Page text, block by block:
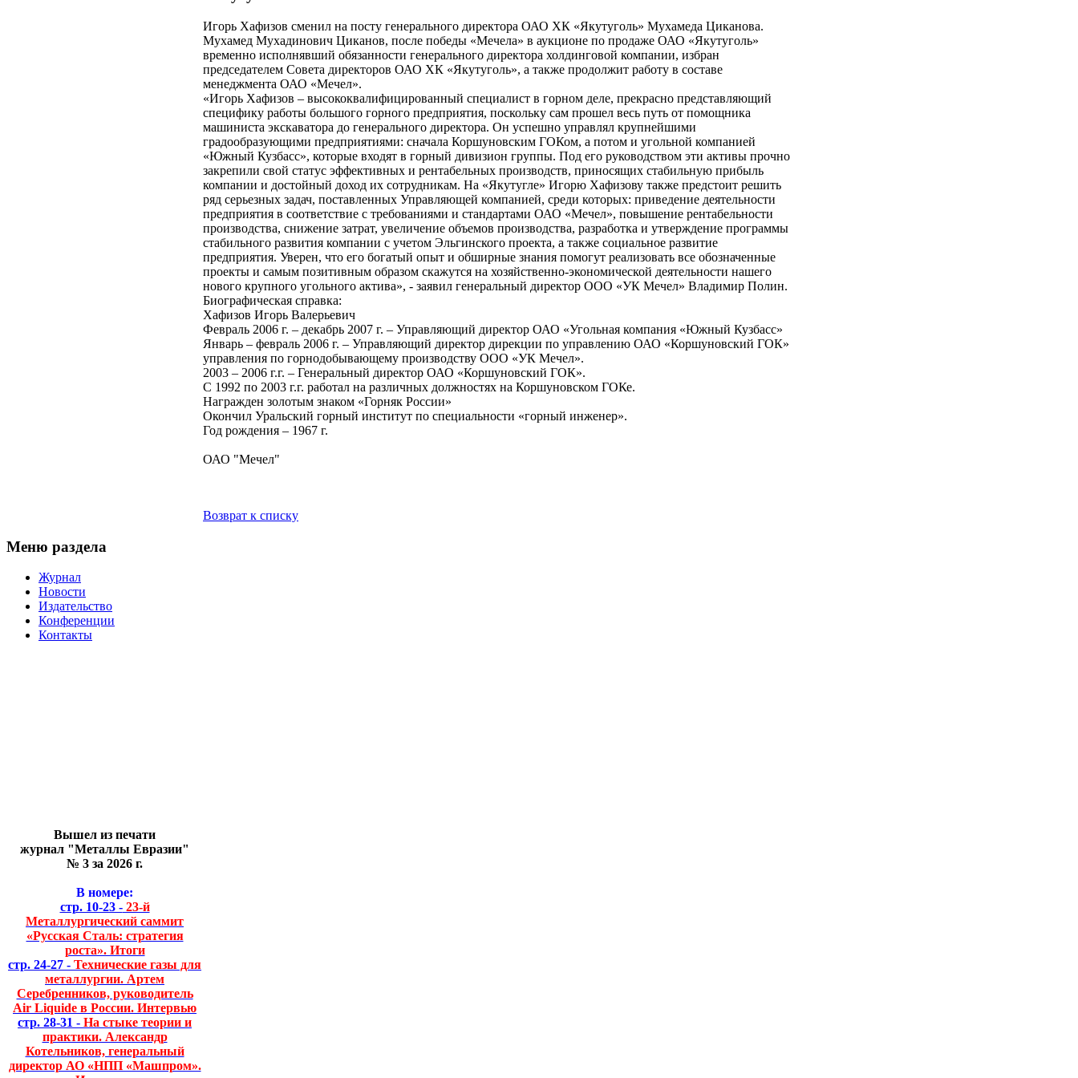
Игорь Хафизов сменил на посту генерального директора ОАО ХК «Якутуголь» Мухамеда Циканова.
Мухамед Мухадинович Циканов, после победы «Мечела» в аукционе по продаже ОАО «Якутуголь»
временно исполнявший обязанности генерального директора холдинговой компании, избран
председателем Совета директоров ОАО ХК «Якутуголь», а также продолжит работу в составе
менеджмента ОАО «Мечел».
«Игорь Хафизов – высококвалифицированный специалист в горном деле, прекрасно представляющий
специфику работы большого горного предприятия, поскольку сам прошел весь путь от помощника
машиниста экскаватора до генерального директора. Он успешно управлял крупнейшими
градообразующими предприятиями: сначала Коршуновским ГОКом, а потом и угольной компанией
«Южный Кузбасс», которые входят в горный дивизион группы. Под его руководством эти активы прочно
закрепили свой статус эффективных и рентабельных производств, приносящих стабильную прибыль
компании и достойный доход их сотрудникам. На «Якутугле» Игорю Хафизову также предстоит решить
ряд серьезных задач, поставленных Управляющей компанией, среди которых: приведение деятельности
предприятия в соответствие с требованиями и стандартами ОАО «Мечел», повышение рентабельности
производства, снижение затрат, увеличение объемов производства, разработка и утверждение программы
стабильного развития компании с учетом Эльгинского проекта, а также социальное развитие
предприятия. Уверен, что его богатый опыт и обширные знания помогут реализовать все обозначенные
проекты и самым позитивным образом скажутся на хозяйственно-экономической деятельности нашего
нового крупного угольного актива», - заявил генеральный директор ООО «УК Мечел» Владимир Полин.
Биографическая справка:
Хафизов Игорь Валерьевич
Февраль 2006 г. – декабрь 2007 г. – Управляющий директор ОАО «Угольная компания «Южный Кузбасс»
Январь – февраль 2006 г. – Управляющий директор дирекции по управлению ОАО «Коршуновский ГОК»
управления по горнодобывающему производству ООО «УК Мечел».
2003 – 2006 г.г. – Генеральный директор ОАО «Коршуновский ГОК».
С 1992 по 2003 г.г. работал на различных должностях на Коршуновском ГОКе.
Награжден золотым знаком «Горняк России»
Окончил Уральский горный институт по специальности «горный инженер».
Год рождения – 1967 г.
ОАО "Мечел"
Возврат к списку
Меню раздела
Журнал
Новости
Издательство
Конференции
Контакты
Вышел из печати
журнал "Металлы Евразии"
№ 3 за 2026 г.
В номере:
стр. 10-23 -23-й
Металлургический саммит
«Русская Сталь: стратегия
роста». Итоги
стр. 24-27 - Технические газы для
металлургии. Артем
Серебренников, руководитель
Air Liquide в России. Интервью
стр. 28-31 - На стыке теории и
практики. Александр
Котельников, генеральный
директор АО «НПП «Машпром».